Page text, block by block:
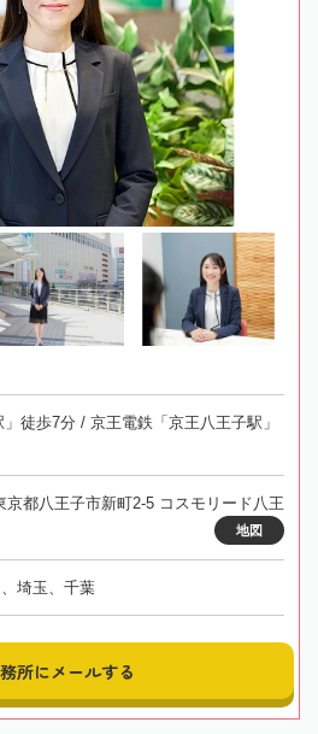
徒歩7分 / 京王電鉄「京王八王子駅」
京都八王子市新町2-5 コスモリード八王
地図
埼玉、千葉
所にメールする